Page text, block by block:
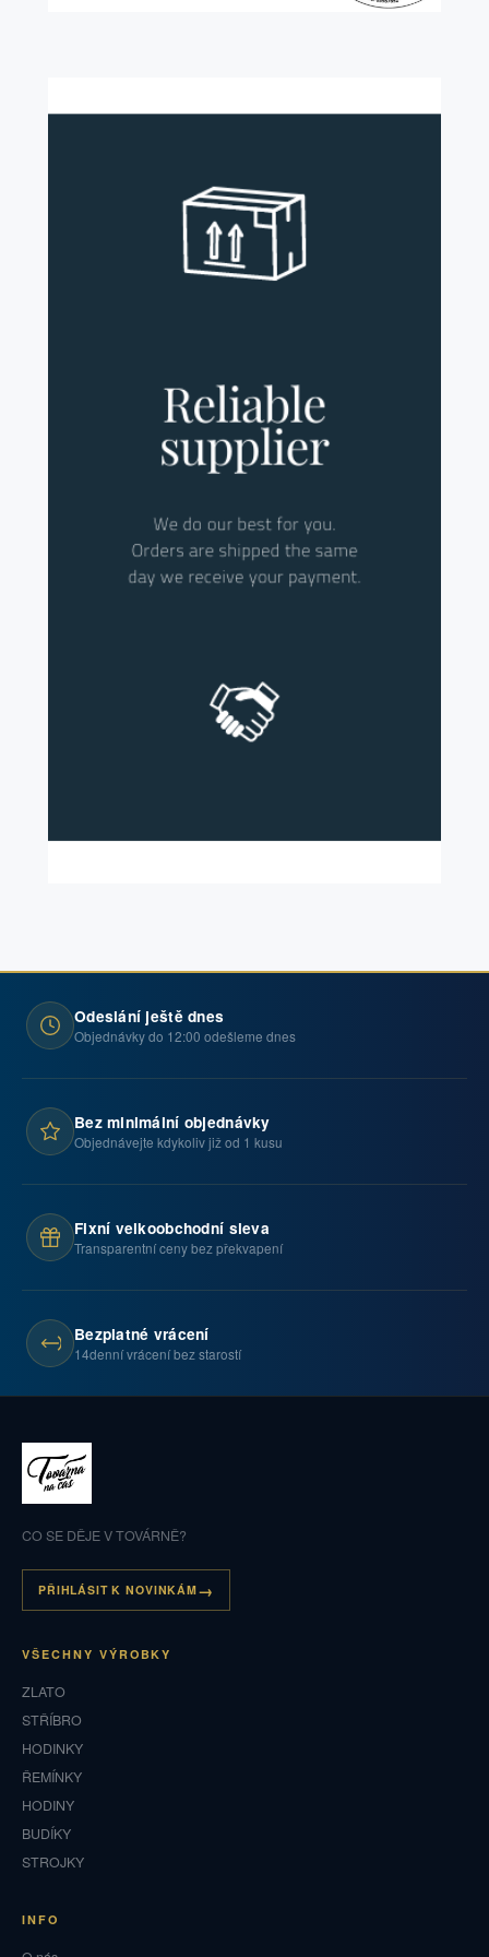
Odeslání ještě dnes
Objednávky do 12:00 odešleme dnes
Bez minimální objednávky
Objednávejte kdykoliv již od 1 kusu
Fixní velkoobchodní sleva
Transparentní ceny bez překvapení
Bezplatné vrácení
14denní vrácení bez starostí
CO SE DĚJE V TOVÁRNĚ?
PŘIHLÁSIT K NOVINKÁM
VŠECHNY VÝROBKY
ZLATO
STŘÍBRO
HODINKY
ŘEMÍNKY
HODINY
BUDÍKY
STROJKY
INFO